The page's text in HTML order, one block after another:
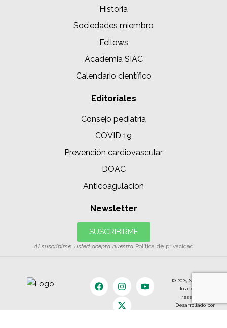
Historia
Sociedades miembro
Fellows
Academia SIAC
Calendario científico
Editoriales
Consejo pediatría
COVID 19
Prevención cardiovascular
DOAC
Anticoagulación
Newsletter
SUSCRIBIRME
Al suscribirse, usted acepta nuestra Política de privacidad
© 2025 SIAC | Todos
los derechos
reservados.
Desarrollado por